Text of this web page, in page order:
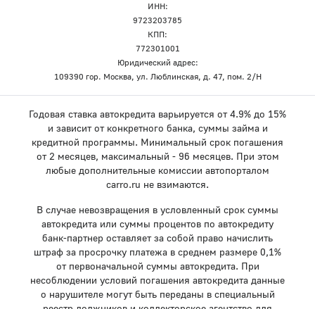
ИНН:
9723203785
КПП:
772301001
Юридический адрес:
109390 гор. Москва, ул. Люблинская, д. 47, пом. 2/Н
Годовая ставка автокредита варьируется от 4.9% до 15%
и зависит от конкретного банка, суммы займа и
кредитной программы. Минимальный срок погашения
от 2 месяцев, максимальный - 96 месяцев. При этом
любые дополнительные комиссии автопорталом
carro.ru не взимаются.
В случае невозвращения в условленный срок суммы
автокредита или суммы процентов по автокредиту
банк-партнер оставляет за собой право начислить
штраф за просрочку платежа в среднем размере 0,1%
от первоначальной суммы автокредита. При
несоблюдении условий погашения автокредита данные
о нарушителе могут быть переданы в специальный